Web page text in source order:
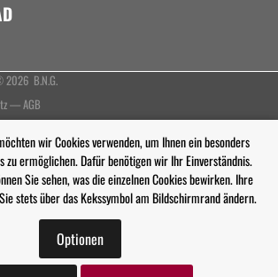
B.N.G.
—AGB
wir Cookies verwenden, um Ihnen ein besonders
zu ermöglichen. Dafür benötigen wir Ihr Einverständnis.
Sie sehen, was die einzelnen Cookies bewirken. Ihre
stets über das Kekssymbol am Bildschirmrand ändern.
Optionen